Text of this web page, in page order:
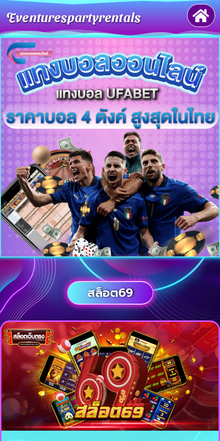
Eventurespartyrentals
สล็อต69